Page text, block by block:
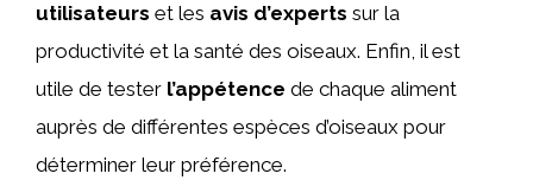
utilisateurs et les avis d’experts sur la
productivité et la santé des oiseaux. Enfin, il est
utile de tester l’appétence de chaque aliment
auprès de différentes espèces d’oiseaux pour
déterminer leur préférence.